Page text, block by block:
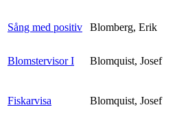
Sång med positiv Blomberg, Erik
Blomstervisor I Blomquist, Josef
Fiskarvisa Blomquist, Josef